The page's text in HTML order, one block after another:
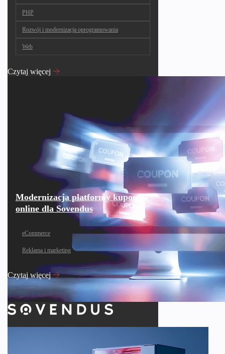
PHP
Rozwój i modernizacja oprogramowania
Web
Czytaj więcej
Modernizacja platformy kuponów
online dla Sovendus
eCommerce
Reklama i marketing
Czytaj więcej